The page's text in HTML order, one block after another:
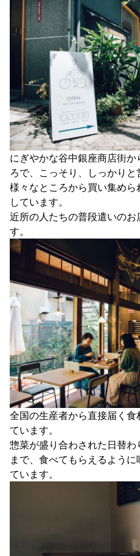
にぎやかな谷中銀座商店街
ろで、こっそり、しっかりと
様々なところから買い集め
しています。
近所の人たちの普段遣いの
す。
全国の生産者から直接届く
ています。
惣菜が盛り合わされた日替
まで、食べてもらえるよう
ています。